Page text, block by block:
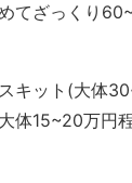
てざっくり
キット(大体
体15~20万円